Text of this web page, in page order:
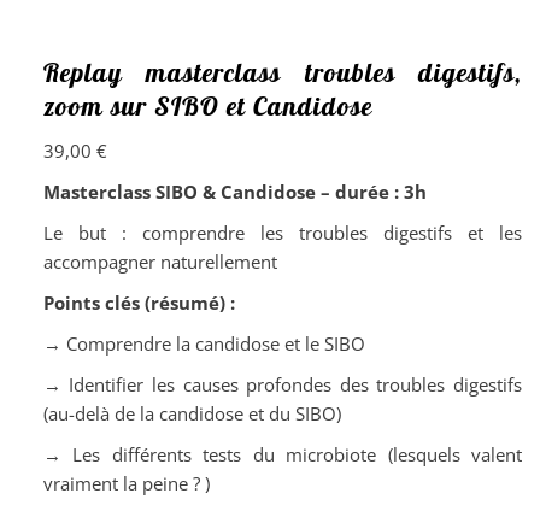
Replay masterclass troubles digestifs,
zoom sur SIBO et Candidose
39,00 €
Masterclass SIBO & Candidose – durée : 3h
Le but : comprendre les troubles digestifs et les
accompagner naturellement
Points clés (résumé) :
→ Comprendre la candidose et le SIBO
→ Identifier les causes profondes des troubles digestifs
(au-delà de la candidose et du SIBO)
→ Les différents tests du microbiote (lesquels valent
vraiment la peine ? )